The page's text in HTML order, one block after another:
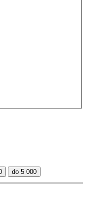
do 5 000